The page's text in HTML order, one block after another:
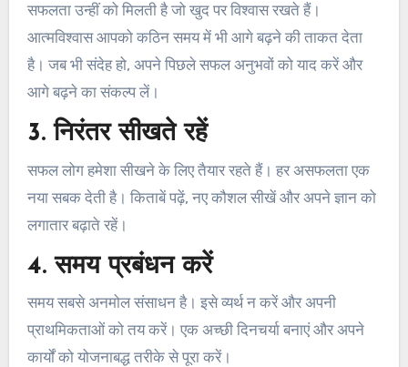
सफलता उन्हीं को मिलती है जो खुद पर विश्वास रखते हैं।
आत्मविश्वास आपको कठिन समय में भी आगे बढ़ने की ताकत देता
है। जब भी संदेह हो, अपने पिछले सफल अनुभवों को याद करें और
आगे बढ़ने का संकल्प लें।
3. निरंतर सीखते रहें
सफल लोग हमेशा सीखने के लिए तैयार रहते हैं। हर असफलता एक
नया सबक देती है। किताबें पढ़ें, नए कौशल सीखें और अपने ज्ञान को
लगातार बढ़ाते रहें।
4. समय प्रबंधन करें
समय सबसे अनमोल संसाधन है। इसे व्यर्थ न करें और अपनी
प्राथमिकताओं को तय करें। एक अच्छी दिनचर्या बनाएं और अपने
कार्यों को योजनाबद्ध तरीके से पूरा करें।